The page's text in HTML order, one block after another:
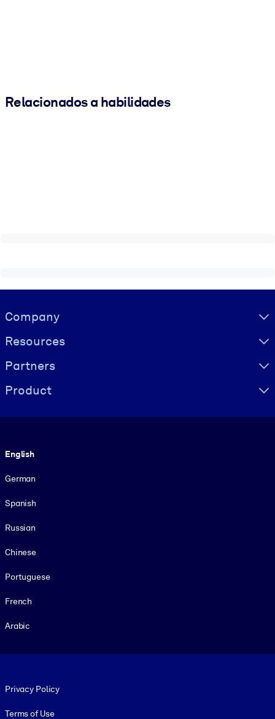
Relacionados a habilidades
Visually hidden Text
Company
Resources
Partners
Product
English
German
Spanish
Russian
Chinese
Portuguese
French
Arabic
Privacy Policy
Terms of Use